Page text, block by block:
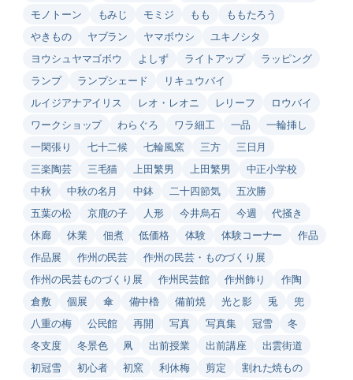
モノトーン
もみじ モミジ もも
ももたろう
やきもの
ヤブラン ヤマボウシ
ユキノシタ
ヨウシュヤマゴボウ
よしず ライトアップ
ラッピング
ランプ
ランプシェード
リキュウバイ
ルイジアナアイリス
レオ・レオニ レリーフ
ロウバイ
ワークショップ
わらぐろ ワラ細工 一品
一輪挿し
一閑張り
七十二候 七輪風窯 三方
三日月
三楽陶芸
三毛猫 上田繁男 上田繁男
中正小学校
中秋
中秋の名月 中鉢 二十四節気
五次勝
五葉の松
京鹿の子 人形 今井烏石 今週
代掻き
休廊
休業 佃煮 低価格 体験 体験コーナー
作品
作品展
作州の民芸
作州の民芸・ものづくり展
作州の民芸ものづくり展
作州民芸館 作州飾り
作陶
倉敷
個展 傘 備中櫓 備前焼 光と影 兎
兜
八重の梅
公民館 再開 写真 写真集 冠雪
冬
冬支度
冬景色 凧 出前授業 出前講座
出雲街道
初冠雪
初心者 初窯 利休梅 剪定
割れた焼もの